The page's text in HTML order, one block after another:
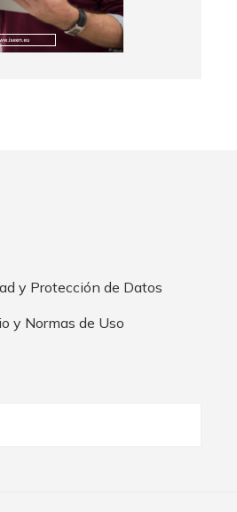
y Protección de Datos
y Normas de Uso